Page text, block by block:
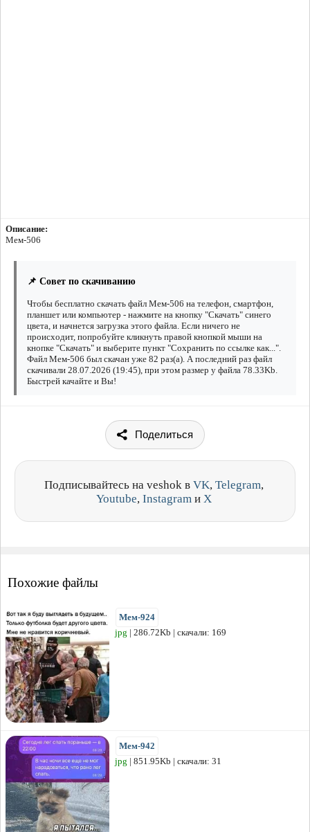
Описание:
Мем-506
📌 Совет по скачиванию
Чтобы бесплатно скачать файл Мем-506 на телефон, смартфон,
планшет или компьютер - нажмите на кнопку "Скачать" синего
цвета, и начнется загрузка этого файла. Если ничего не
происходит, попробуйте кликнуть правой кнопкой мыши на
кнопке "Скачать" и выберите пункт "Сохранить по ссылке как...".
Файл Мем-506 был скачан уже 82 раз(а). А последний раз файл
скачивали 28.07.2026 (19:45), при этом размер у файла 78.33Kb.
Быстрей качайте и Вы!
Поделиться
Подписывайтесь на veshok в VK, Telegram,
Youtube, Instagram и X
Похожие файлы
Мем-924
jpg | 286.72Kb | скачали: 169
Мем-942
jpg | 851.95Kb | скачали: 31